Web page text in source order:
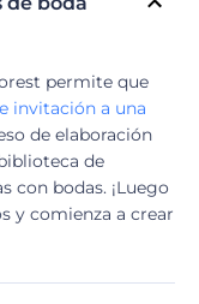
permite que
invitación a una
de elaboración
de
con bodas. ¡Luego
y comienza a crear